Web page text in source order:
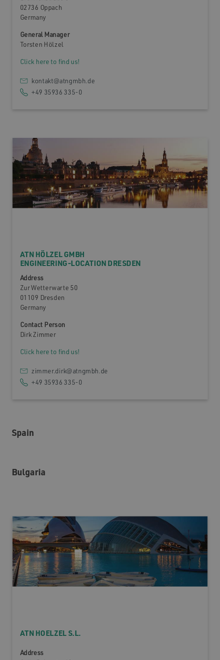
02736 Oppach
Germany
General Manager
Torsten Hölzel
Click here to find us!
kontakt@atngmbh.de
+49 35936 335-0
ATN HÖLZEL GMBH
ENGINEERING-LOCATION DRESDEN
Address
Zur Wetterwarte 50
01109 Dresden
Germany
Contact Person
Dirk Zimmer
Click here to find us!
zimmer.dirk@atngmbh.de
+49 35936 335-0
Spain
Bulgaria
ATN HOELZEL S.L.
Address